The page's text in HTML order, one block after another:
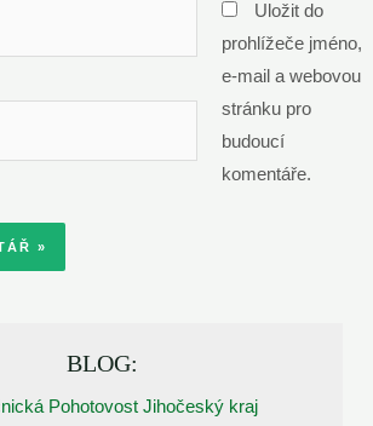
Uložit do
prohlížeče jméno,
e-mail a webovou
stránku pro
budoucí
komentáře.
BLOG:
Pohotovost Jihočeský kraj